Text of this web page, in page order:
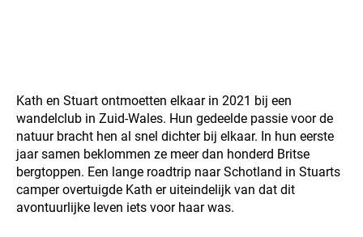
Kath en Stuart ontmoetten elkaar in 2021 bij een
wandelclub in Zuid-Wales. Hun gedeelde passie voor de
natuur bracht hen al snel dichter bij elkaar. In hun eerste
jaar samen beklommen ze meer dan honderd Britse
bergtoppen. Een lange roadtrip naar Schotland in Stuarts
camper overtuigde Kath er uiteindelijk van dat dit
avontuurlijke leven iets voor haar was.